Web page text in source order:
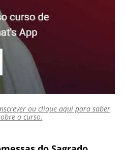
ou clique aqui para saber
o curso.